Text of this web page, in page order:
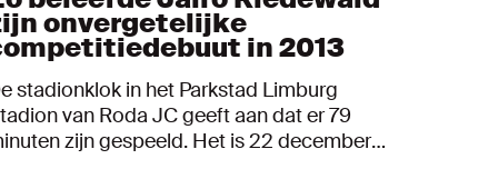
onvergetelijke
in 2013
stadionklok in het Parkstad Limburg
van Roda JC geeft aan dat er 79
zijn gespeeld. Het is 22 december